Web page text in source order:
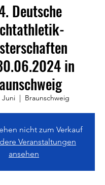
Deutsche
in
Juni
  |
Braunschweig
nicht zum Verkauf
Veranstaltungen
ansehen